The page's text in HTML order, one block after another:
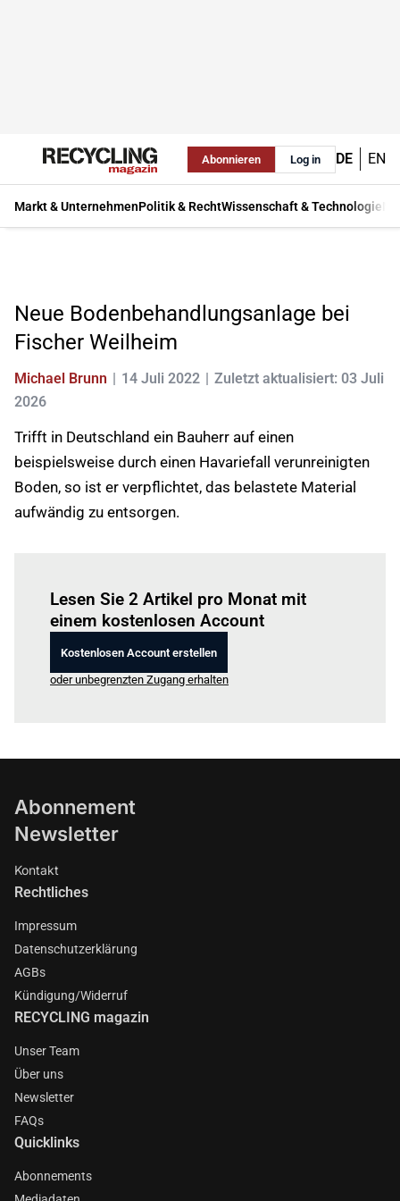
Abonnieren Log in DE EN
Markt & UnternehmenPolitik & RechtWissenschaft & Technologie
Neue Bodenbehandlungsanlage bei
Fischer Weilheim
Michael Brunn 14 Juli 2022
Zuletzt aktualisiert: 03 Juli
2026
Trifft in Deutschland ein Bauherr auf einen
beispielsweise durch einen Havariefall verunreinigten
Boden, so ist er verpflichtet, das belastete Material
aufwändig zu entsorgen.
Lesen Sie 2 Artikel pro Monat mit
einem kostenlosen Account
Kostenlosen Account erstellen
oder unbegrenzten Zugang erhalten
Abonnement
Newsletter
Kontakt
Rechtliches
Impressum
Datenschutzerklärung
AGBs
Kündigung/Widerruf
RECYCLING magazin
Unser Team
Über uns
Newsletter
FAQs
Quicklinks
Abonnements